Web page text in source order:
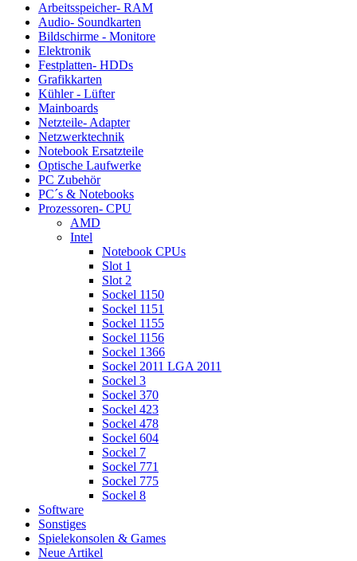
Arbeitsspeicher- RAM
Audio- Soundkarten
Bildschirme - Monitore
Elektronik
Festplatten- HDDs
Grafikkarten
Kühler - Lüfter
Mainboards
Netzteile- Adapter
Netzwerktechnik
Notebook Ersatzteile
Optische Laufwerke
PC Zubehör
PC´s & Notebooks
Prozessoren- CPU
AMD
Intel
Notebook CPUs
Slot 1
Slot 2
Sockel 1150
Sockel 1151
Sockel 1155
Sockel 1156
Sockel 1366
Sockel 2011 LGA 2011
Sockel 3
Sockel 370
Sockel 423
Sockel 478
Sockel 604
Sockel 7
Sockel 771
Sockel 775
Sockel 8
Software
Sonstiges
Spielekonsolen & Games
Neue Artikel